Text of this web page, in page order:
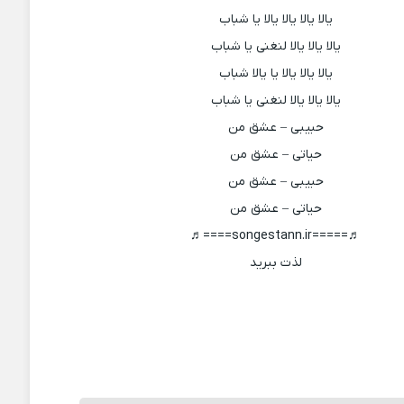
یالا یالا یالا یالا یا شباب
یالا یالا یالا لنغنی یا شباب
یالا یالا یالا یا یالا شباب
یالا یالا یالا لنغنی یا شباب
حبیبی – عشق من
حیاتی – عشق من
حبیبی – عشق من
حیاتی – عشق من
♬=====songestann.ir====♬
لذت ببرید